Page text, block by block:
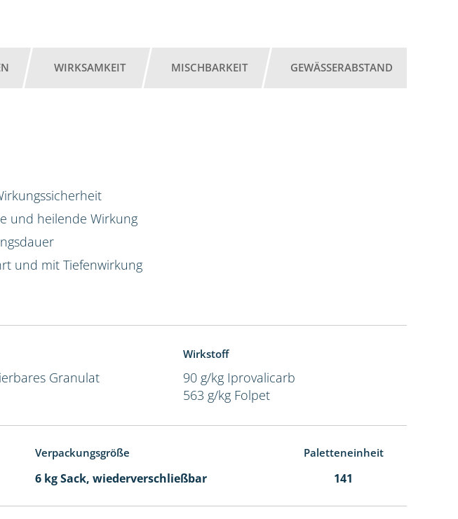
WIRKSAMKEIT MISCHBARKEIT GEWÄSSERABSTAND
und heilende Wirkung
und mit Tiefenwirkung
Granulat
Wirkstoff
90 g/kg Iprovalicarb
563 g/kg Folpet
Verpackungsgröße Paletteneinheit
6 kg Sack, wiederverschließbar 141